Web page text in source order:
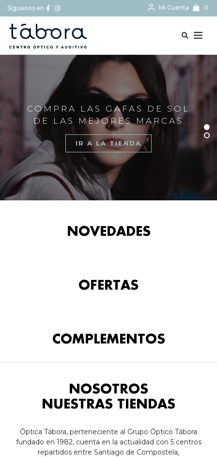
Síguenos en Mi Cuenta 0
COMPRA LAS GAFAS DE SOL
DE LAS MEJORES MARCAS
IR A LA TIENDA
NOVEDADES
OFERTAS
COMPLEMENTOS
NOSOTROS
NUESTRAS TIENDAS
Óptica Tábora, perteneciente al Grupo Óptico Tábora
fundado en 1982, cuenta en la actualidad con 5 centros
repartidos entre Santiago de Compostela,